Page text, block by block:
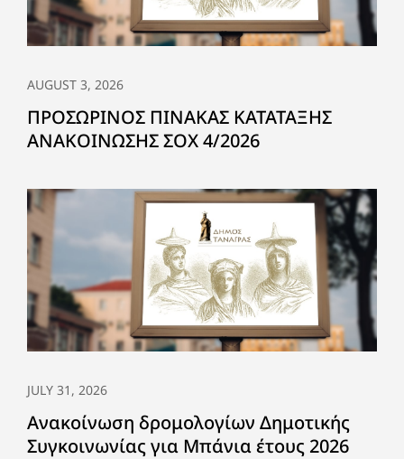
AUGUST 3, 2026
ΠΡΟΣΩΡΙΝΟΣ ΠΙΝΑΚΑΣ ΚΑΤΑΤΑΞΗΣ
ΑΝΑΚΟΙΝΩΣΗΣ ΣΟΧ 4/2026
JULY 31, 2026
Ανακοίνωση δρομολογίων Δημοτικής
Συγκοινωνίας για Μπάνια έτους 2026